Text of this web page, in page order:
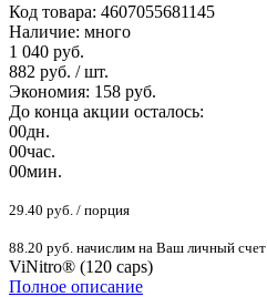
Код товара: 4607055681145
Наличие: много
1 040 руб.
882 руб. / шт.
Экономия: 158 руб.
До конца акции осталось:
00дн.
00час.
00мин.
29.40 руб. / порция
88.20 руб. начислим на Ваш личный счет
ViNitro® (120 caps)
Полное описание